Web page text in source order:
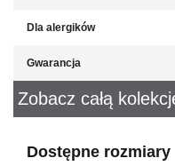
Dla alergików
Gwarancja
Zobacz całą
Dostępne rozmiary